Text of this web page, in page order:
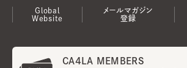
Global
Website
メールマガジン
登録
CA4LA MEMBERS